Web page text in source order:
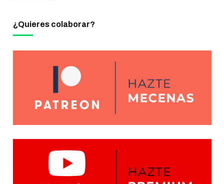
¿Quieres colaborar?